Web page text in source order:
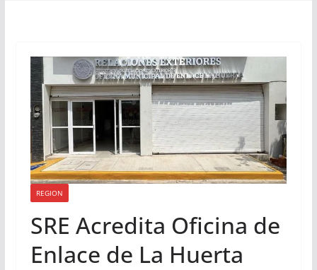
REGION
SRE Acredita Oficina de
Enlace de La Huerta